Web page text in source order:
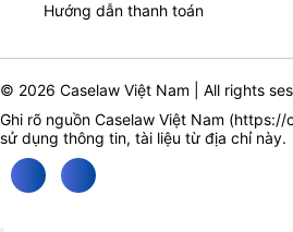
Hướng dẫn thanh toán
© 2026 Caselaw Việt Nam | All rights
Ghi rõ nguồn Caselaw Việt Nam (https://
sử dụng thông tin, tài liệu từ địa chỉ này.